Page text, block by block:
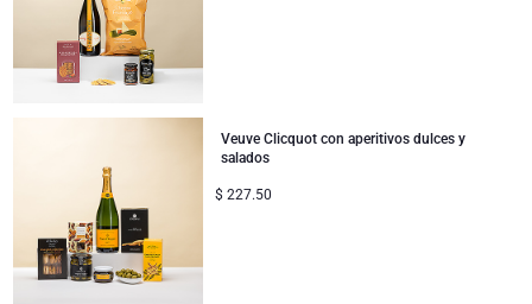
Veuve Clicquot con aperitivos dulces y
salados
$ 227.50